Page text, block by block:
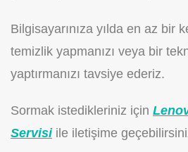
Bilgisayarınıza yılda en az bir
temizlik yapmanızı veya bir
yaptırmanızı tavsiye ederiz.
Sormak istedikleriniz için
Servisiile iletişime